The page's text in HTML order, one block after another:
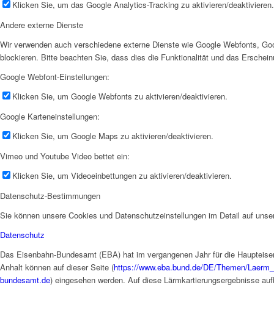
Klicken Sie, um das Google Analytics-Tracking zu aktivieren/deaktivieren.
Andere externe Dienste
Wir verwenden auch verschiedene externe Dienste wie Google Webfonts,
blockieren. Bitte beachten Sie, dass dies die Funktionalität und das
Google Webfont-Einstellungen:
Klicken Sie, um Google Webfonts zu aktivieren/deaktivieren.
Google Karteneinstellungen:
Klicken Sie, um Google Maps zu aktivieren/deaktivieren.
Vimeo und Youtube Video bettet ein:
Klicken Sie, um Videoeinbettungen zu aktivieren/deaktivieren.
Datenschutz-Bestimmungen
Sie können unsere Cookies und Datenschutzeinstellungen im Detail auf
Datenschutz
Das Eisenbahn-Bundesamt (EBA) hat im vergangenen Jahr für die
Anhalt können auf dieser Seite (https://www.eba.bund.de/DE/Themen/
bundesamt.de) eingesehen werden. Auf diese Lärmkartierungsergebnisse